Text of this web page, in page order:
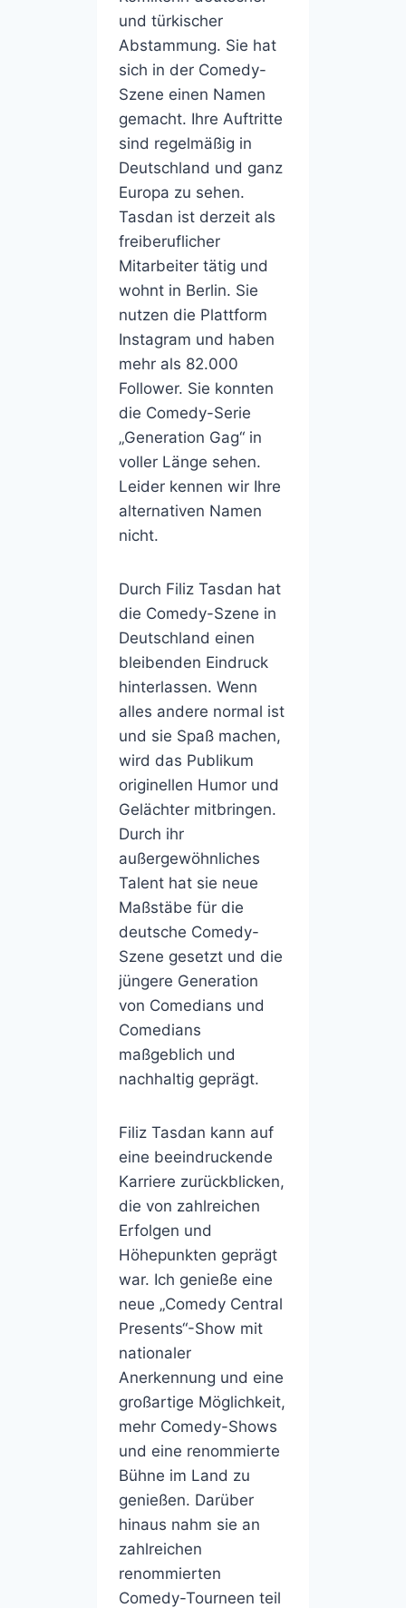
und türkischer
Abstammung. Sie hat
sich in der Comedy-
Szene einen Namen
gemacht. Ihre Auftritte
sind regelmäßig in
Deutschland und ganz
Europa zu sehen.
Tasdan ist derzeit als
freiberuflicher
Mitarbeiter tätig und
wohnt in Berlin. Sie
nutzen die Plattform
Instagram und haben
mehr als 82.000
Follower. Sie konnten
die Comedy-Serie
„Generation Gag“ in
voller Länge sehen.
Leider kennen wir Ihre
alternativen Namen
nicht.
Durch Filiz Tasdan hat
die Comedy-Szene in
Deutschland einen
bleibenden Eindruck
hinterlassen. Wenn
alles andere normal ist
und sie Spaß machen,
wird das Publikum
originellen Humor und
Gelächter mitbringen.
Durch ihr
außergewöhnliches
Talent hat sie neue
Maßstäbe für die
deutsche Comedy-
Szene gesetzt und die
jüngere Generation
von Comedians und
Comedians
maßgeblich und
nachhaltig geprägt.
Filiz Tasdan kann auf
eine beeindruckende
Karriere zurückblicken,
die von zahlreichen
Erfolgen und
Höhepunkten geprägt
war. Ich genieße eine
neue „Comedy Central
Presents“-Show mit
nationaler
Anerkennung und eine
großartige Möglichkeit,
mehr Comedy-Shows
und eine renommierte
Bühne im Land zu
genießen. Darüber
hinaus nahm sie an
zahlreichen
renommierten
Comedy-Tourneen teil